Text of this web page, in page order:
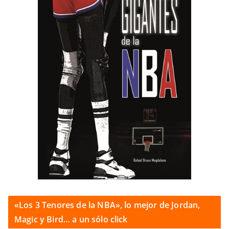
«Los 3 Tenores de la NBA», lo mejor de Jordan,
Magic y Bird… a un sólo click